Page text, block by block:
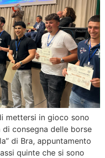
mettersi in gioco sono
consegna delle borse
di Bra, appuntamento
quinte che si sono